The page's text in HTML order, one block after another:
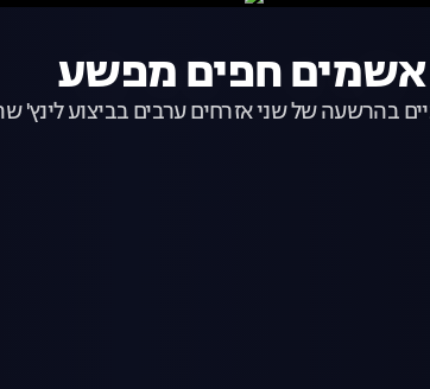
של שני אזרחים ערבים בביצוע לינץ'